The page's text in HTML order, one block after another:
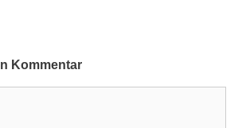
Kommentar